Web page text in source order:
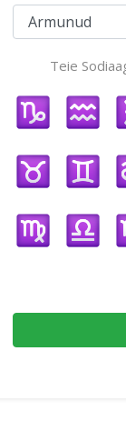
Teie